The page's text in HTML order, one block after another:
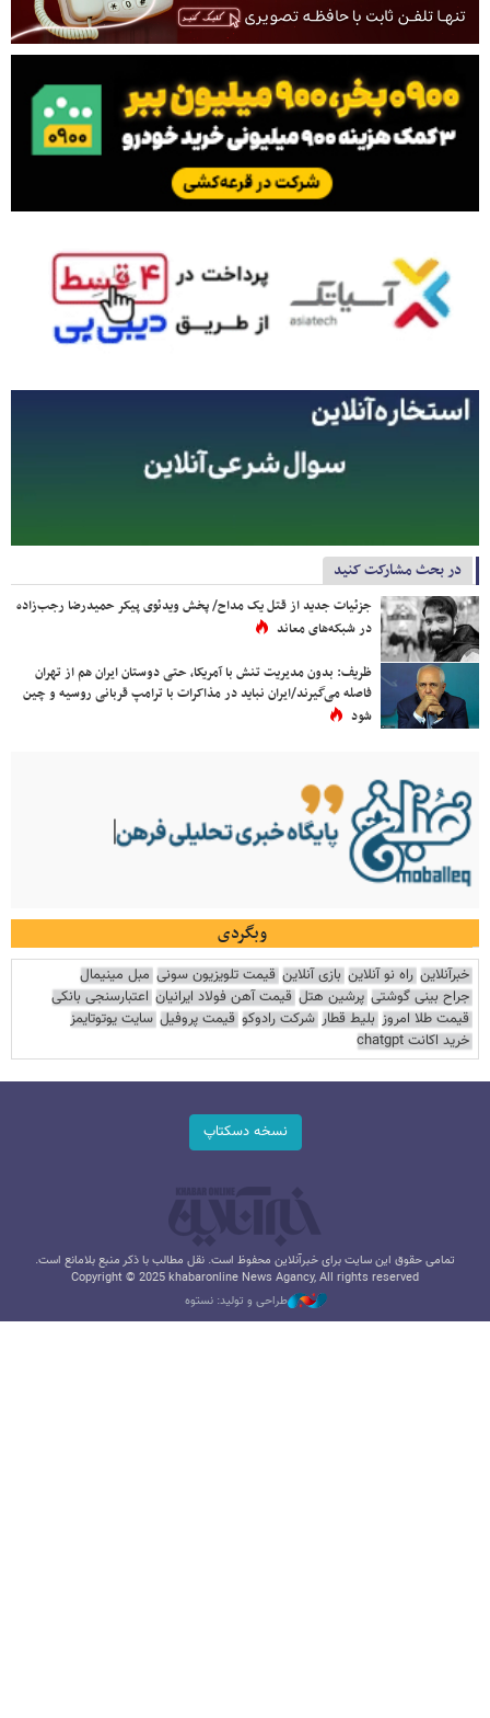
در بحث مشارکت کنید
جزئیات جدید از قتل یک مداح/ پخش ویدئوی پیکر حمیدرضا رجب‌زاده
در شبکه‌های معاند
ظریف: بدون مدیریت تنش با آمریکا، حتی دوستان ایران هم از تهران
فاصله می‌گیرند/ایران نباید در مذاکرات با ترامپ قربانی روسیه و چین
شود
وبگردی
خبرآنلاین راه نو آنلاین بازی آنلاین قیمت تلویزیون سونی مبل مینیمال
جراح بینی گوشتی پرشین هتل قیمت آهن فولاد ایرانیان اعتبارسنجی بانکی
قیمت طلا امروز بلیط قطار شرکت رادوکو قیمت پروفیل سایت یوتوتایمز
خرید اکانت chatgpt
نسخه دسکتاپ
تمامی حقوق این سایت برای خبرآنلاین محفوظ است. نقل مطالب با ذکر منبع بلامانع است.
Copyright © 2025 khabaronline News Agancy, All rights reserved
طراحی و تولید: نستوه